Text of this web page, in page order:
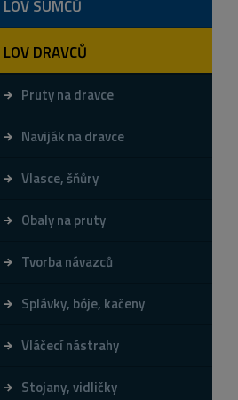
LOV SUMCŮ
LOV DRAVCŮ
Pruty na dravce
Naviják na dravce
Vlasce, šňůry
Obaly na pruty
Tvorba návazců
Splávky, bóje, kačeny
Vláčecí nástrahy
Stojany, vidličky